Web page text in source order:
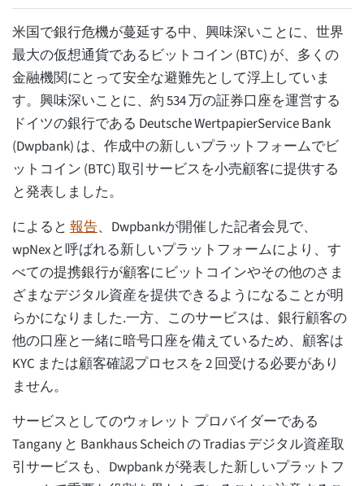
米国で銀行危機が蔓延する中、興味深いことに、世界
最大の仮想通貨であるビットコイン (BTC) が、多くの
金融機関にとって安全な避難先として浮上していま
す。興味深いことに、約 534 万の証券口座を運営する
ドイツの銀行である Deutsche WertpapierService Bank
(Dwpbank) は、作成中の新しいプラットフォームでビ
ットコイン (BTC) 取引サービスを小売顧客に提供する
と発表しました。
によると 報告、Dwpbankが開催した記者会見で、
wpNexと呼ばれる新しいプラットフォームにより、す
べての提携銀行が顧客にビットコインやその他のさま
ざまなデジタル資産を提供できるようになることが明
らかになりました.一方、このサービスは、銀行顧客の
他の口座と一緒に暗号口座を備えているため、顧客は
KYC または顧客確認プロセスを 2 回受ける必要があり
ません。
サービスとしてのウォレット プロバイダーである
Tangany と Bankhaus Scheich の Tradias デジタル資産取
引サービスも、Dwpbank が発表した新しいプラットフ